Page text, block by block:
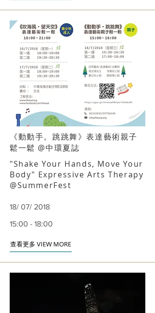
《動動手。跳跳舞》表達藝術親子
鬆一鬆 @中環夏誌
"Shake Your Hands, Move Your
Body" Expressive Arts Therapy
@SummerFest
18/ 07/ 2018
15:00 - 18:00
查看更多 VIEW MORE